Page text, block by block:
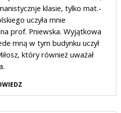
klasie, tylko mat.-
uczyła mnie
prof. Pniewska. Wyjątkowa
mną w tym budynku uczył
który również uważał